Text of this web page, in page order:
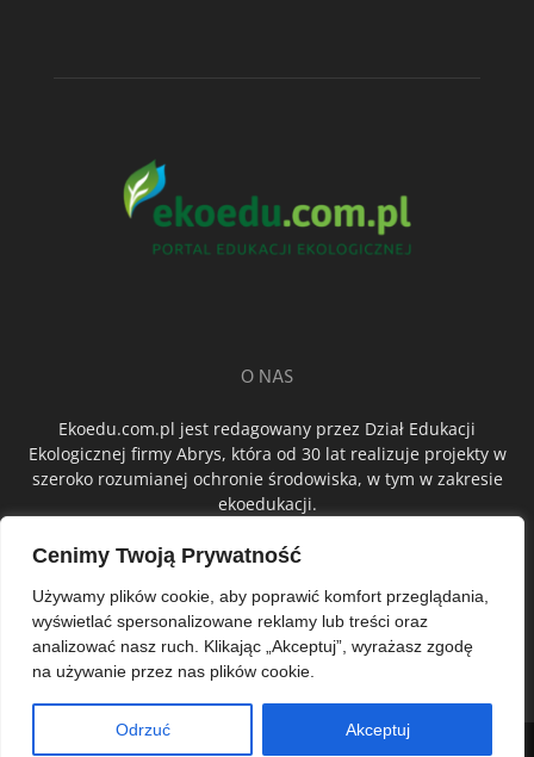
Cenimy Twoją Prywatność
Używamy plików cookie, aby poprawić komfort przeglądania,
wyświetlać spersonalizowane reklamy lub treści oraz
analizować nasz ruch. Klikając „Akceptuj”, wyrażasz zgodę
na używanie przez nas plików cookie.
Odrzuć Akceptuj
O NAS
Ekoedu.com.pl jest redagowany przez Dział Edukacji
Ekologicznej firmy Abrys, która od 30 lat realizuje projekty w
szeroko rozumianej ochronie środowiska, w tym w zakresie
ekoedukacji.
ŚLEDŹ NAS
© Abrys Sp. z o.o.